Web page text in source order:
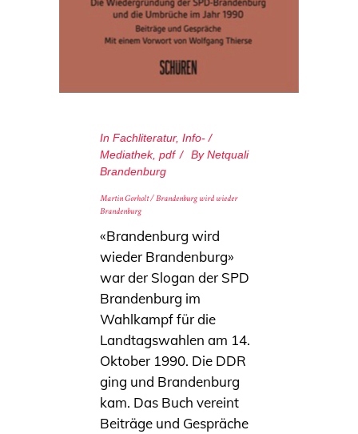
In Fachliteratur, Info- /
Mediathek, pdf By Netquali
Brandenburg
Martin Gorholt / Brandenburg wird wieder
Brandenburg
«Brandenburg wird
wieder Brandenburg»
war der Slogan der SPD
Brandenburg im
Wahlkampf für die
Landtagswahlen am 14.
Oktober 1990. Die DDR
ging und Brandenburg
kam. Das Buch vereint
Beiträge und Gespräche